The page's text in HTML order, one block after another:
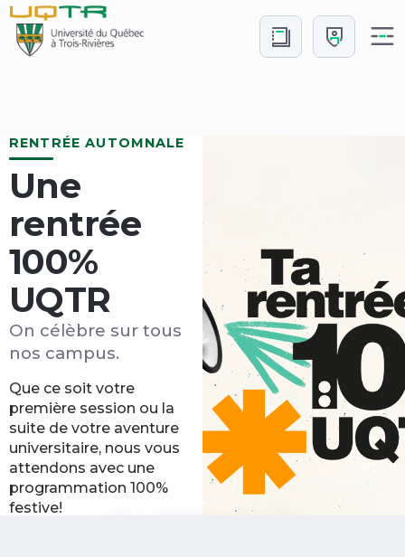
Aller
au
contenu
Aller
Connexion
Accueil
RENTRÉE AUTOMNALE
Une
rentrée
100%
UQTR
On célèbre sur tous
nos campus.
Que ce soit votre
première session ou la
suite de votre aventure
universitaire, nous vous
attendons avec une
programmation 100%
festive!